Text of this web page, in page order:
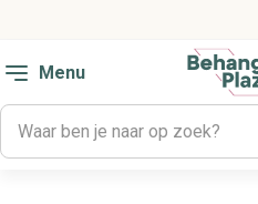
Menu